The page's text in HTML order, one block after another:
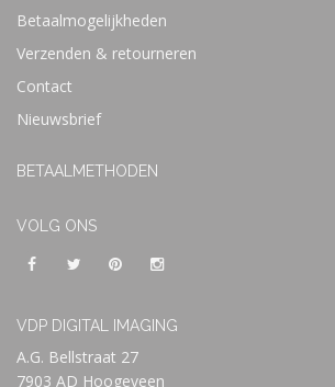
Betaalmogelijkheden
Verzenden & retourneren
Contact
Nieuwsbrief
BETAALMETHODEN
VOLG ONS
VDP DIGITAL IMAGING
A.G. Bellstraat 27
7903 AD Hoogeveen